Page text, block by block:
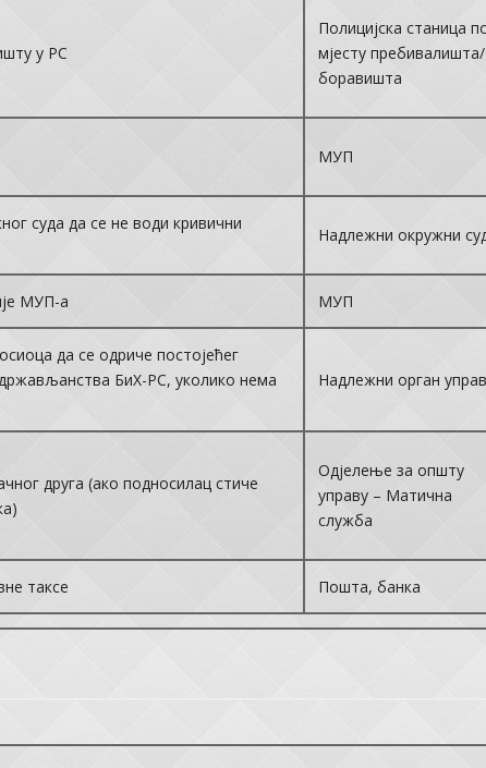
у РС
Полицијска станица
мјесту пребивалишта/
боравишта
МУП
суда да се не води кривични
Надлежни окружни
МУП-а МУП
да се одриче постојећег
БиХ-РС, уколико нема
Надлежни орган
друга (ако подносилац стиче
Одјелење за општу
управу – Матична
служба
таксе Пошта, банка